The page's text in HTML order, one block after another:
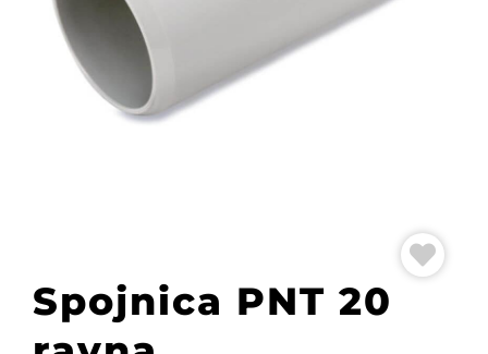
Spojnica PNT 20